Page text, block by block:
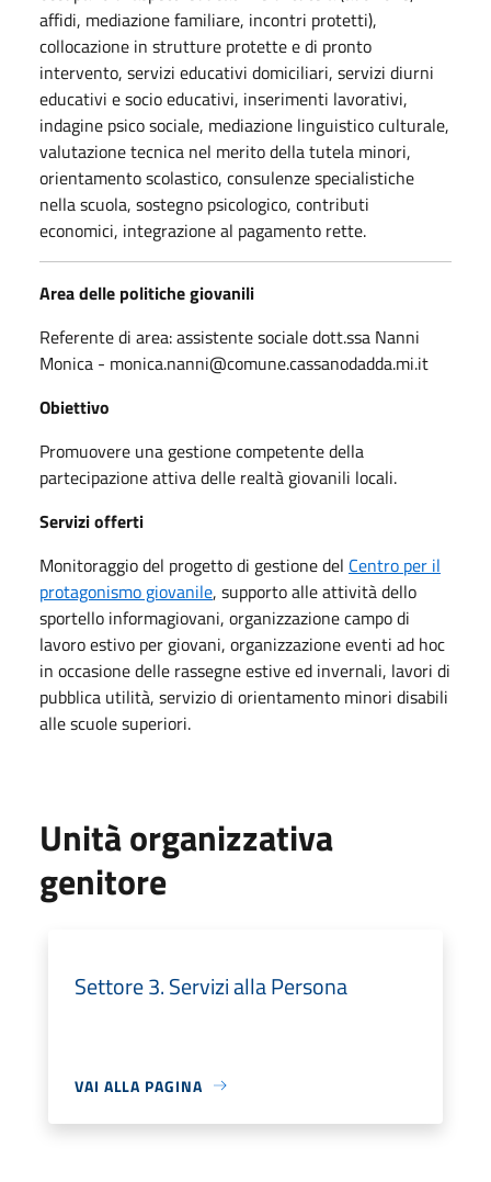
affidi, mediazione familiare, incontri protetti),
collocazione in strutture protette e di pronto
intervento, servizi educativi domiciliari, servizi diurni
educativi e socio educativi, inserimenti lavorativi,
indagine psico sociale, mediazione linguistico culturale,
valutazione tecnica nel merito della tutela minori,
orientamento scolastico, consulenze specialistiche
nella scuola, sostegno psicologico, contributi
economici, integrazione al pagamento rette.
Area delle politiche giovanili
Referente di area: assistente sociale dott.ssa Nanni
Monica - monica.nanni@comune.cassanodadda.mi.it
Obiettivo
Promuovere una gestione competente della
partecipazione attiva delle realtà giovanili locali.
Servizi offerti
Monitoraggio del progetto di gestione del Centro per il
protagonismo giovanile, supporto alle attività dello
sportello informagiovani, organizzazione campo di
lavoro estivo per giovani, organizzazione eventi ad hoc
in occasione delle rassegne estive ed invernali, lavori di
pubblica utilità, servizio di orientamento minori disabili
alle scuole superiori.
Unità organizzativa
genitore
Settore 3. Servizi alla Persona
VAI ALLA PAGINA